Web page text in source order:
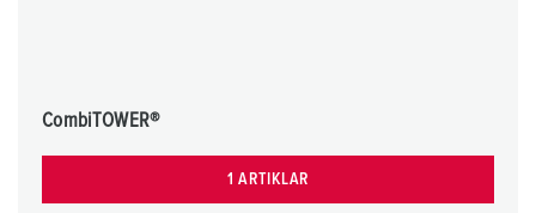
CombiTOWER®
1 ARTIKLAR